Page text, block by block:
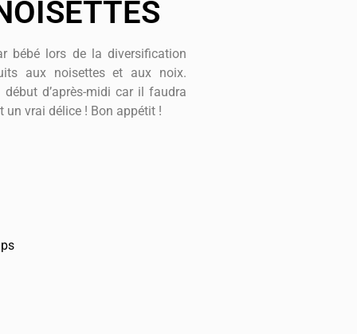
bébé lors de la diversification
aux noisettes et aux noix.
d’après-midi car il faudra
un vrai délice ! Bon appétit !